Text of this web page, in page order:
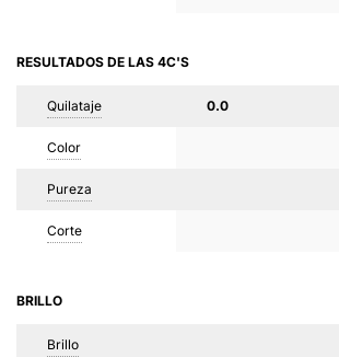
RESULTADOS DE LAS 4C'S
Quilataje 0.0
Color
Pureza
Corte
BRILLO
Brillo